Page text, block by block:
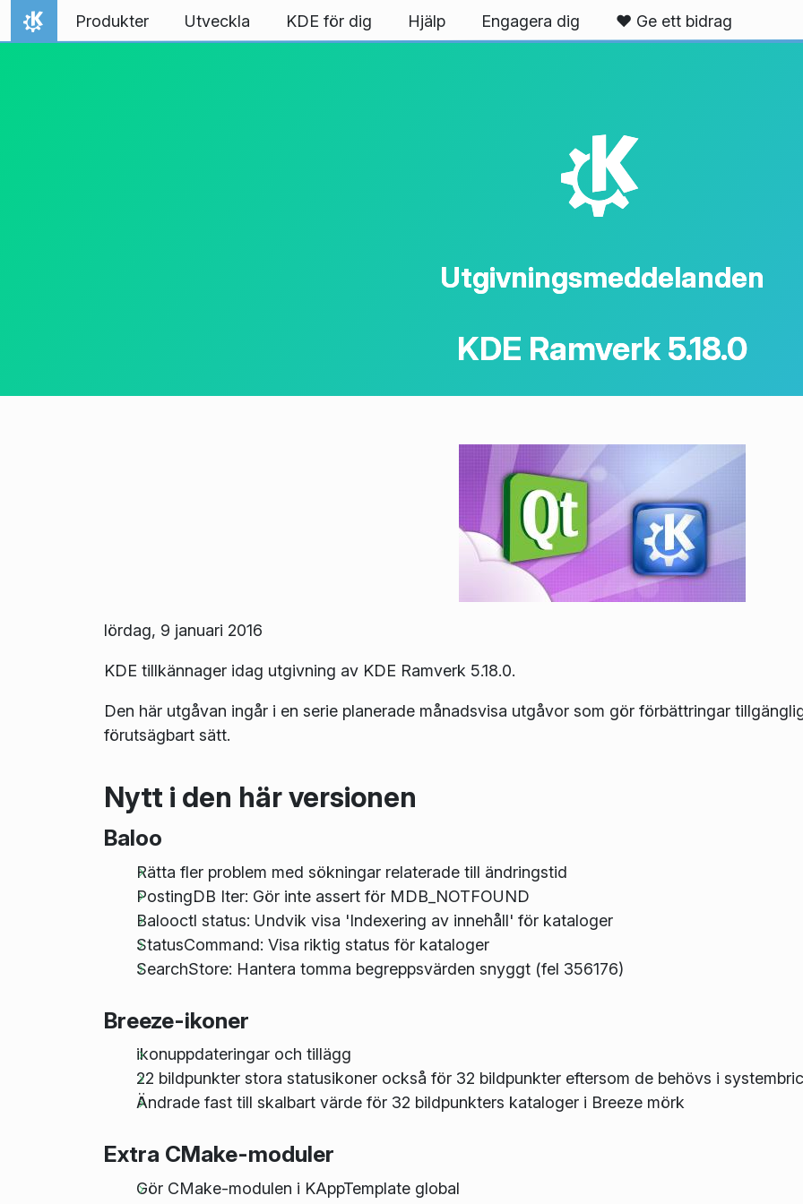
Gå till innehåll
Hem
Produkter Utveckla KDE för dig Hjälp Engagera dig ❤️ Ge ett bidrag
K
Utgivningsmeddelanden
KDE Ramverk 5.18.0
lördag, 9 januari 2016
KDE tillkännager idag utgivning av KDE Ramverk 5.18.0.
Den här utgåvan ingår i en serie planerade månadsvisa utgåvor som gör förbättringar
förutsägbart sätt.
Nytt i den här versionen
Baloo
Rätta fler problem med sökningar relaterade till ändringstid
PostingDB Iter: Gör inte assert för MDB_NOTFOUND
Balooctl status: Undvik visa 'Indexering av innehåll' för kataloger
StatusCommand: Visa riktig status för kataloger
SearchStore: Hantera tomma begreppsvärden snyggt (fel 356176)
Breeze-ikoner
ikonuppdateringar och tillägg
22 bildpunkter stora statusikoner också för 32 bildpunkter eftersom de behövs i
Ändrade fast till skalbart värde för 32 bildpunkters kataloger i Breeze mörk
Extra CMake-moduler
Gör CMake-modulen i KAppTemplate global